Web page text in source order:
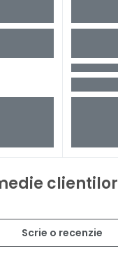
clientilor
Scrie o recenzie